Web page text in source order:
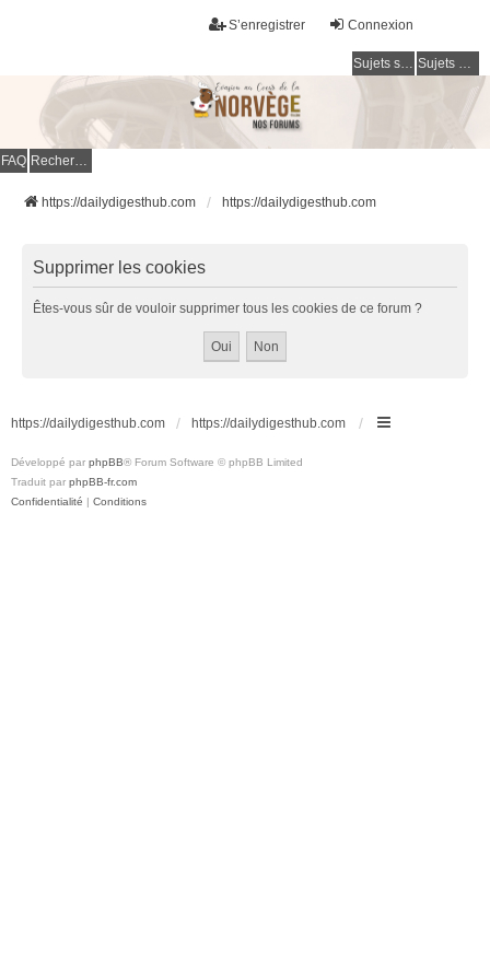
Connexion
S’enregistrer
Sujets sans réponse Sujets actifs
FAQ Rechercher
https://dailydigesthub.com https://dailydigesthub.com
Supprimer les cookies
Êtes-vous sûr de vouloir supprimer tous les cookies de ce forum ?
https://dailydigesthub.com https://dailydigesthub.com
Développé par phpBB® Forum Software © phpBB Limited
Traduit par phpBB-fr.com
Confidentialité | Conditions